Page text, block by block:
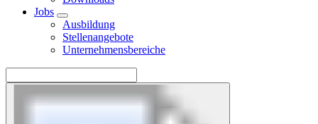
Jobs
Ausbildung
Stellenangebote
Unternehmensbereiche